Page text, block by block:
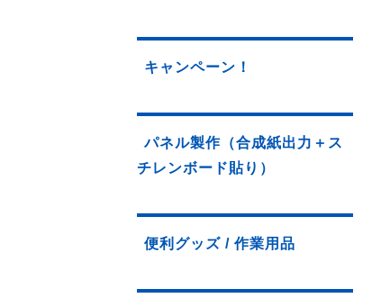
キャンペーン！
パネル製作（合成紙出力＋ス
チレンボード貼り）
便利グッズ / 作業用品